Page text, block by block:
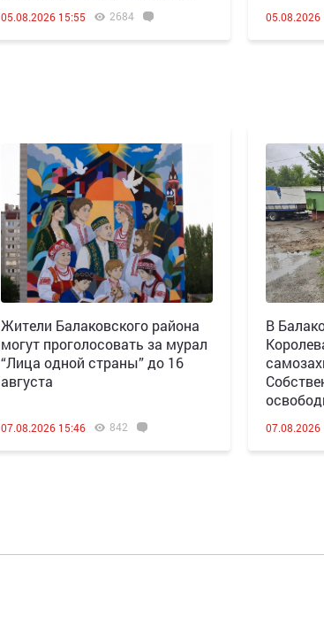
05.08.2026 15:55 2684 05.08.2026
Жители Балаковского района
могут проголосовать за мурал
“Лица одной страны” до 16
августа
07.08.2026 15:46 842
В
07.08.2026